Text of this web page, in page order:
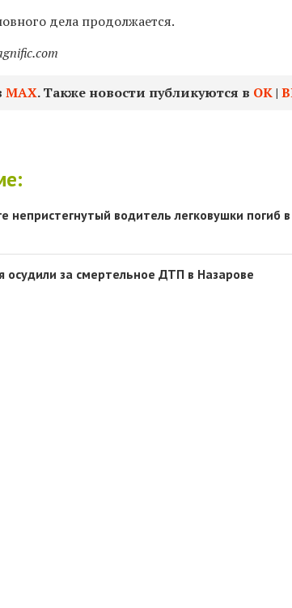
дела продолжается.
МАХ. Также новости публикуются в ОК|
непристегнутый водитель легковушки погиб
осудили за смертельное ДТП в Назарове